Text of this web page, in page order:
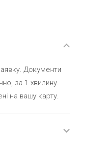
Документи
за 1 хвилину.
на вашу карту.